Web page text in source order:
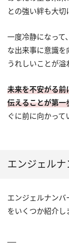
との強い絆も大切
一度冷静になって
な出来事に意識を
うれしいことが溢
未来を不安がる前
伝えることが第一
ぐに前に向かって
エンジェル
エンジェルナン
をいくつか紹介し